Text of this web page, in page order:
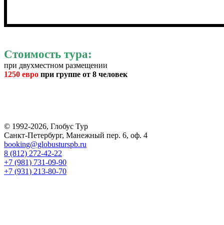
Стоимость тура:
при двухместном размещении
1250 евро при группе от 8 человек
© 1992-2026, Глобус Тур
Санкт-Петербург, Манежный пер. 6, оф. 4
booking@globusturspb.ru
8 (812) 272-42-22
+7 (981) 731-09-90
+7 (931) 213-80-70